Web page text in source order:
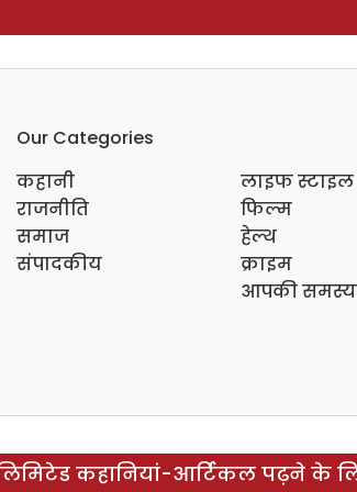
Our Categories
कहानी
राजनीति
समाज
संपादकीय
लाइफ स्टाइल
फिल्म
हेल्थ
क्राइम
आपकी
कहानियां-आर्टिकल पढ़ने के